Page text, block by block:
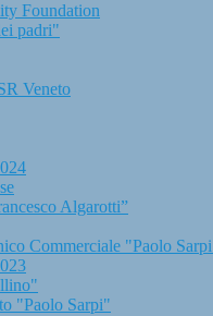
Foundation
padri"
Veneto
Algarotti”
Commerciale "Paolo
"Paolo Sarpi"